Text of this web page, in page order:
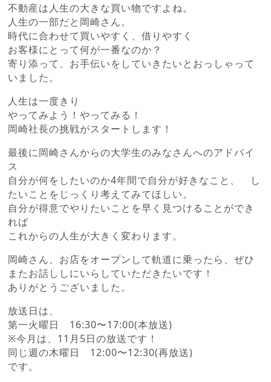
不動産は人生の大きな買い物ですよね。
人生の一部だと岡崎さん。
時代に合わせて買いやすく、借りやすく
お客様にとって何が一番なのか？
寄り添って、お手伝いをしていきたいとおっしゃって
いました。
人生は一度きり
やってみよう！やってみる！
岡崎社長の挑戦がスタートします！
最後に岡崎さんからの大学生のみなさんへのアドバイ
ス
自分が何をしたいのか4年間で自分が好きなこと、 し
たいことをじっくり考えてみてほしい。
自分が得意でやりたいことを早く見つけることができ
れば
これからの人生が大きく変わります。
岡崎さん、お店をオープンして軌道に乗ったら、ぜひ
またお話ししにいらしていただきたいです！
ありがとうございました。
放送日は、
第一火曜日 16:30〜17:00(本放送)
※今月は、11月5日の放送です！
同じ週の木曜日 12:00〜12:30(再放送)
です。